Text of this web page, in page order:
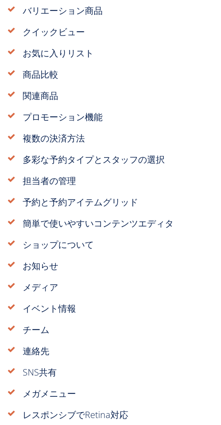
バリエーション商品
クイックビュー
お気に入りリスト
商品比較
関連商品
プロモーション機能
複数の決済方法
多彩な予約タイプとスタッフの選択
担当者の管理
予約と予約アイテムグリッド
簡単で使いやすいコンテンツエディタ
ショップについて
お知らせ
メディア
イベント情報
チーム
連絡先
SNS共有
メガメニュー
レスポンシブでRetina対応